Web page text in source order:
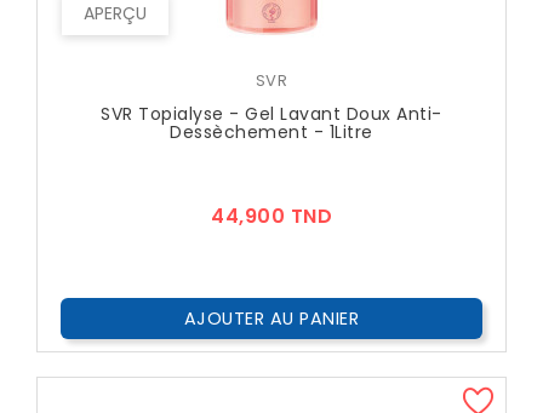
APERÇU
SVR
SVR Topialyse - Gel Lavant Doux Anti-
Dessèchement - 1Litre
44,900 TND
AJOUTER AU PANIER